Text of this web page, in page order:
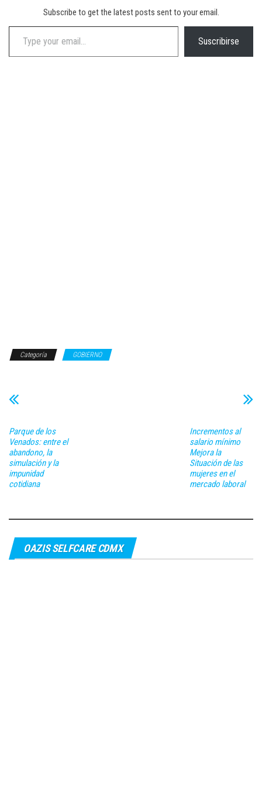
Subscribe to get the latest posts sent to your email.
Type your email…
Suscribirse
Categoría GOBIERNO
Parque de los
Venados: entre el
abandono, la
simulación y la
impunidad
cotidiana
Incrementos al
salario mínimo
Mejora la
Situación de las
mujeres en el
mercado laboral
OAZIS SELFCARE CDMX